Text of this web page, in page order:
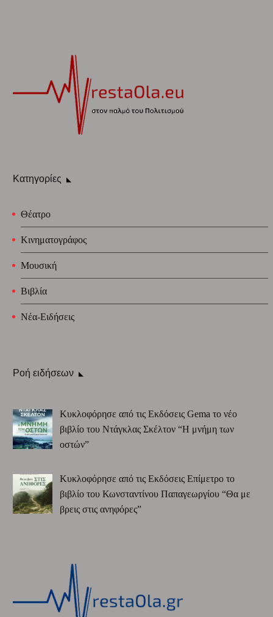
Κατηγορίες
Θέατρο
Κινηματογράφος
Μουσική
Βιβλία
Νέα-Ειδήσεις
Ροή ειδήσεων
Κυκλοφόρησε από τις Εκδόσεις Gema το νέο
βιβλίο του Ντάγκλας Σκέλτον “Η μνήμη των
οστών”
Κυκλοφόρησε από τις Εκδόσεις Επίμετρο το
βιβλίο του Κωνσταντίνου Παπαγεωργίου “Θα με
βρεις στις ανηφόρες”